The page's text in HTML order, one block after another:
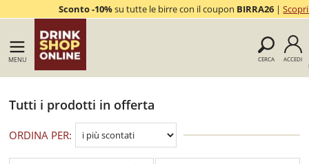
Sconto -10%su tutte le birre con il coupon BIRRA26 |
MENU CERCA
ACCEDI
Tutti i prodotti in offerta
ORDINA PER: